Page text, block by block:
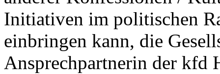
Initiativen im politischen
einbringen kann, die
Ansprechpartnerin der kfd